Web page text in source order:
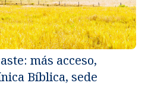
más acceso,
Bíblica, sede